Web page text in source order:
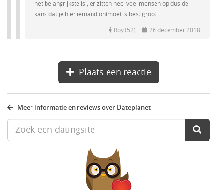
het belangrijkste is , er zitten heel veel mensen op dus de
kans dat je hier iemand ontmoet is best groot.
Roy (52) 26 december 2018
Plaats een reactie
Meer informatie en reviews over Dateplanet